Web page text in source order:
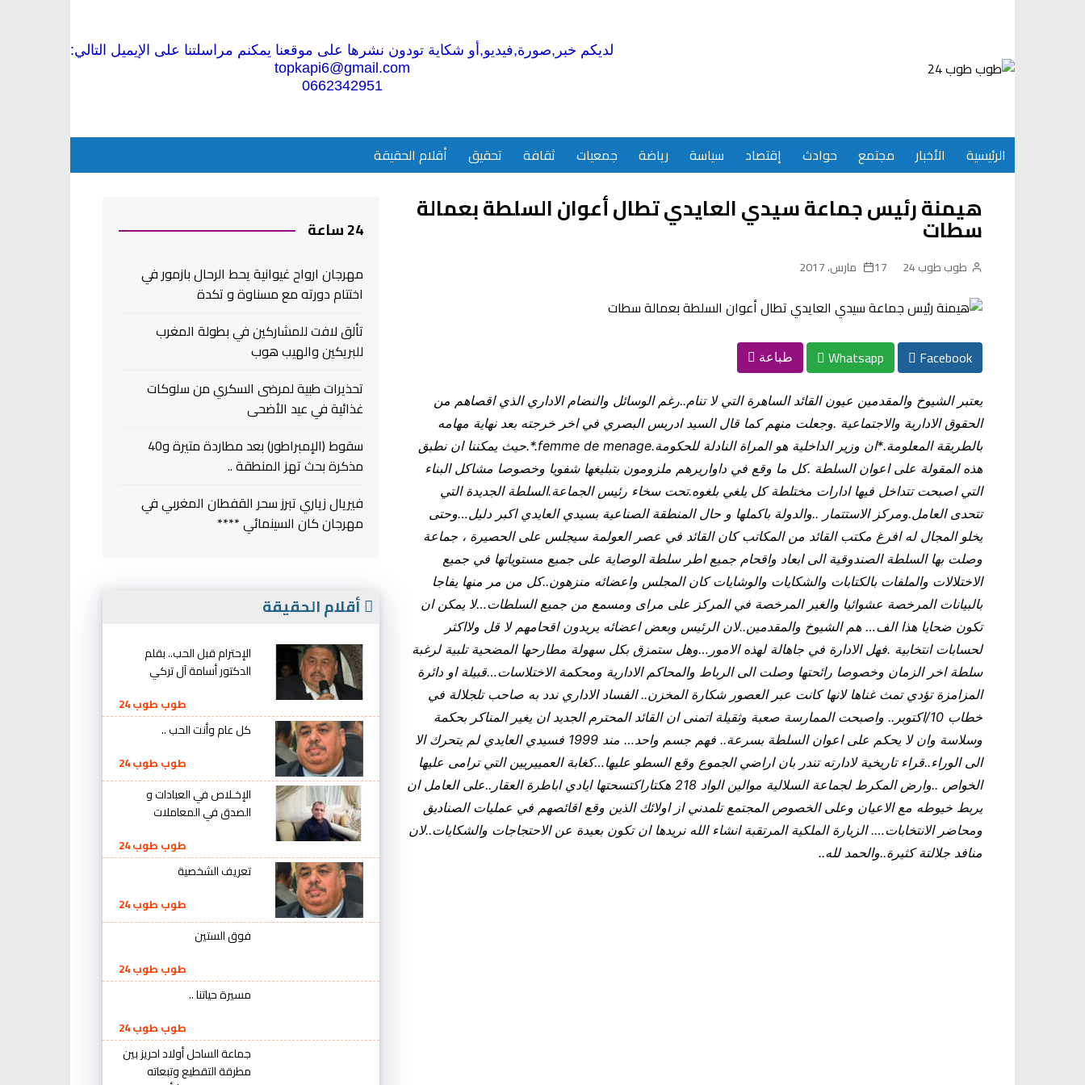
لديكم خبر,صورة,فيديو,أو شكاية تودون نشرها على موقعنا يمكنم مراسلتنا على الإيميل التالي:
topkapi6@gmail.com
0662342951
الرئيسية الأخبار مجتمع حوادث إقتصاد سياسة رياضة جمعيات ثقافة تحقيق أقلام الحقيقة
هيمنة رئيس جماعة سيدي العايدي تطال أعوان السلطة بعمالة
سطات
طوب طوب 24 17 مارس، 2017
Facebook
Whatsapp طباعة
يعتبر الشيوخ والمقدمين عيون القائد الساهرة التي لا تنام..رغم الوسائل والنضام الاداري الذي اقصاهم من
الحقوق الادارية والاجتماعية .وجعلت منهم كما قال السيد ادريس البصري في اخر خرجته بعد نهاية مهامه
بالطريقة المعلومة.*ان وزير الداخلية هو المراة النادلة للحكومة.femme de menage.*.حيث يمكننا ان نطبق
هذه المقولة على اعوان السلطة .كل ما وقع في داواريرهم ملزومون بتبليغها شفويا وخصوصا مشاكل البناء
التي اصبحت تتداخل فيها ادارات مختلطة كل يلغي بلغوه.تحت سخاء رئيس الجماعة.السلطة الجديدة التي
تتحدى العامل.ومركز الاستتمار ..والدولة باكملها و حال المنطقة الصناعية بسيدي العايدي اكبر دليل…وحتى
يخلو المجال له افرغ مكتب القائد من المكاتب كان القائد في عصر العولمة سيجلس على الحصير ة ، جماعة
وصلت بها السلطة الصندوقية الى ابعاد واقحام جميع اطر سلطة الوصاية على جميع مستوياتها في جميع
الاختلالات والملفات بالكتابات والشكايات والوشايات كان المجلس واعضائه منزهون..كل من مر منها يفاجا
بالبيانات المرخصة عشوائيا والغير المرخصة في المركز على مراى ومسمع من جميع السلطات…لا يمكن ان
تكون ضحايا هذا الف… هم الشيوخ والمقدمين..لان الرئيس وبعض اعضائه يريدون اقحامهم لا قل ولااكثر
لحسابات انتخابية .فهل الادارة في جاهالة لهذه الامور…وهل ستمزق بكل سهولة مطارحها المضحية تلبية لرغبة
سلطة اخر الزمان وخصوصا رائحتها وصلت الى الرباط والمحاكم الادارية ومحكمة الاختلاسات…قبيلة او دائرة
المزامزة تؤدي تمث غناها لانها كانت عبر العصور شكارة المخزن.. الفساد الاداري ندد به صاحب تلجلالة في
خطاب 10/اكتوبر.. واصبحت الممارسة صعبة وثقيلة اتمنى ان القائد المحترم الجديد ان يغير المناكر بحكمة
وسلاسة وان لا يحكم على اعوان السلطة بسرعة.. فهم جسم واحد… مند 1999 فسيدي العايدي لم يتحرك الا
الى الوراء..قراء تاريخية لادارته تندر بان اراضي الجموع وقع السطو عليها…كغابة العمييريين التي ترامى عليها
الخواص ..وارض المكرط لجماعة السلالية موالين الواد 218 هكتاراكتسحتها ايادي اباطرة العقار..على العامل ان
يربط خيوطه مع الاعيان وعلى الخصوص المجتمع تلمدني از اولائك الذين وقع اقائصهم في عمليات الصناديق
ومحاضر الانتخابات…. الزيارة الملكية المرتقبة انشاء الله نريدها ان تكون بعيدة عن الاحتجاجات والشكايات..لان
منافد جلالتة كثيرة..والحمد لله..
24 ساعة
مهرجان ارواح غيوانية يحط الرحال بازمور في
اختتام دورته مع مسناوة و تكدة
تألق لافت للمشاركين في بطولة المغرب
للبريكين والهيب هوب
تحذيرات طبية لمرضى السكري من سلوكات
غذائية في عيد الأضحى
سقوط (الإمبراطور) بعد مطاردة متيرة و40
مذكرة بحث تهز المنطقة ..
فيريال زياري تبرز سحر القفطان المغربي في
مهرجان كان السينمائي ****
أقلام الحقيقة
الإحترام قبل الحب.. بقلم
الدكتور أسامة آل تركي
طوب طوب 24
كل عام وأنت الحب ..
طوب طوب 24
الإخـلاص في العبادات و
الصدق في المعاملات
طوب طوب 24
تعريف الشخصية
طوب طوب 24
فوق الستين
طوب طوب 24
مسيرة حياتنا ..
طوب طوب 24
جماعة الساحل أولاد احريز بين
مطرقة التقطيع وتبعاته